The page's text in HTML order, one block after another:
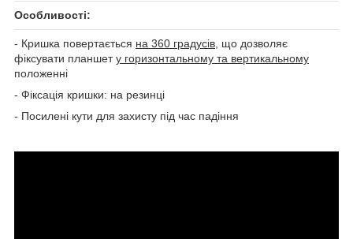
Особливості:
- Кришка повертається на 360 градусів , що дозволяє
фіксувати планшету горизонтальному та вертикальному
положенні
- Фіксація кришки: на резинці
- Посилені кути для захисту під час падіння